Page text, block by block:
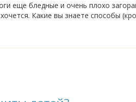
еще бледные и очень плохо
Какие вы знаете способы